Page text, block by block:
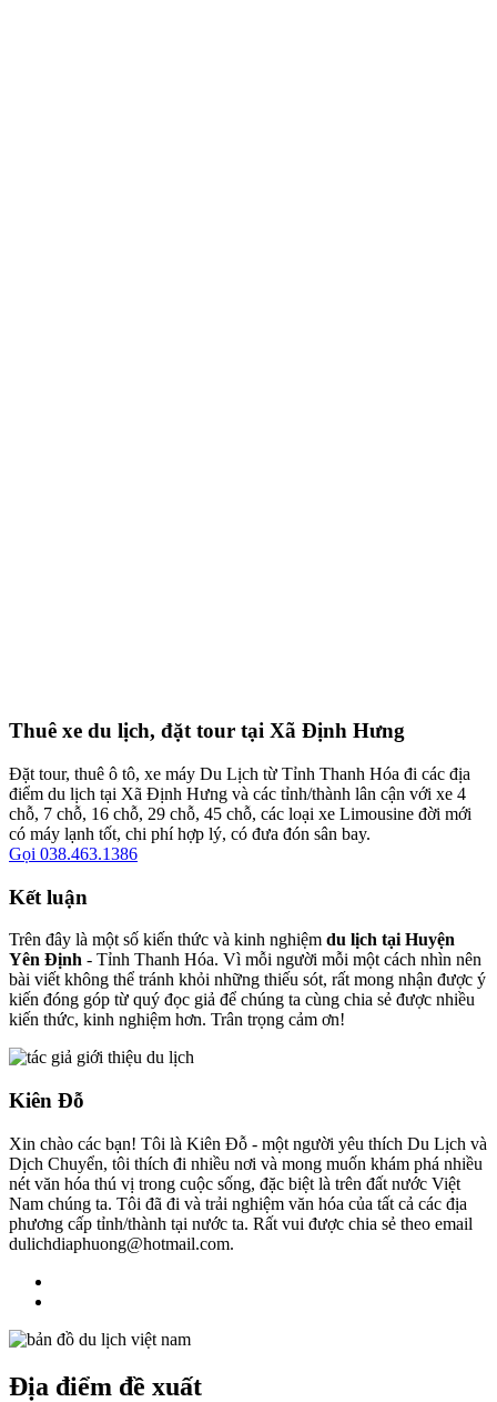
Thuê xe du lịch, đặt tour tại Xã Định Hưng
Đặt tour, thuê ô tô, xe máy Du Lịch từ Tỉnh Thanh Hóa đi các địa
điểm du lịch tại Xã Định Hưng và các tỉnh/thành lân cận với xe 4
chỗ, 7 chỗ, 16 chỗ, 29 chỗ, 45 chỗ, các loại xe Limousine đời mới
có máy lạnh tốt, chi phí hợp lý, có đưa đón sân bay.
Gọi 038.463.1386
Kết luận
Trên đây là một số kiến thức và kinh nghiệm du lịch tại Huyện
Yên Định - Tỉnh Thanh Hóa. Vì mỗi người mỗi một cách nhìn nên
bài viết không thể tránh khỏi những thiếu sót, rất mong nhận được ý
kiến đóng góp từ quý đọc giả để chúng ta cùng chia sẻ được nhiều
kiến thức, kinh nghiệm hơn. Trân trọng cảm ơn!
Kiên Đỗ
Xin chào các bạn! Tôi là Kiên Đỗ - một người yêu thích Du Lịch và
Dịch Chuyển, tôi thích đi nhiều nơi và mong muốn khám phá nhiều
nét văn hóa thú vị trong cuộc sống, đặc biệt là trên đất nước Việt
Nam chúng ta. Tôi đã đi và trải nghiệm văn hóa của tất cả các địa
phương cấp tỉnh/thành tại nước ta. Rất vui được chia sẻ theo email
dulichdiaphuong@hotmail.com.
Địa điểm đề xuất